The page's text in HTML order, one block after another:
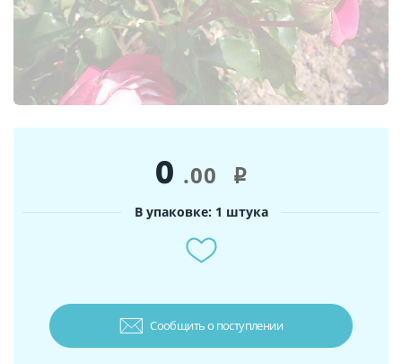
0 .00 i
В упаковке: 1 штука
Сообщить о поступлении